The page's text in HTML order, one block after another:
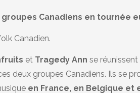
groupes Canadiens en tournée
Canadien.
et Tragedy Ann se
deux groupes Canadiens. Ils se
en France, en Belgique et